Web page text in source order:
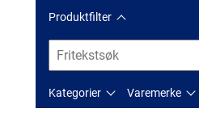
Produktfilter
Kategorier Varemerke